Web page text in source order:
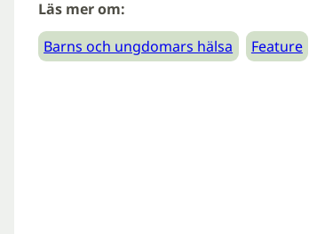
Läs mer om:
Barns och ungdomars hälsa
Feature